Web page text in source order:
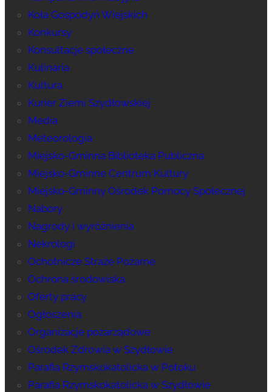
Koła Gospodyń Wiejskich
Konkursy
Konsultacje społeczne
Kulinaria
Kultura
Kurier Ziemi Szydłowskiej
Media
Meteorologia
Miejsko-Gminna Biblioteka Publiczna
Miejsko-Gminne Centrum Kultury
Miejsko-Gminny Ośrodek Pomocy Społecznej
Nabory
Nagrody i wyróżnienia
Nekrologi
Ochotnicze Straże Pożarne
Ochrona środowiska
Oferty pracy
Ogłoszenia
Organizacje pozarządowe
Ośrodek Zdrowia w Szydłowie
Parafia Rzymskokatolicka w Potoku
Parafia Rzymskokatolicka w Szydłowie